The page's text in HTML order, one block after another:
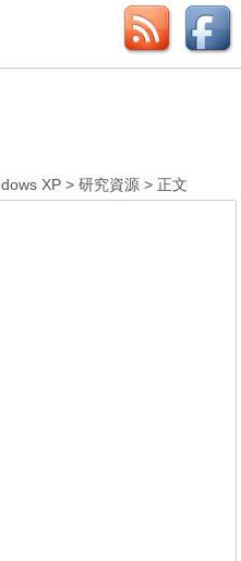
XP >研究資源 > 正文